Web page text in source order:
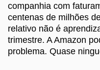
companhia com
centenas de milhões
relativo não é
trimestre. A Amazon
problema. Quase